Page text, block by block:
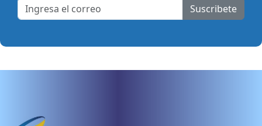
Suscribete